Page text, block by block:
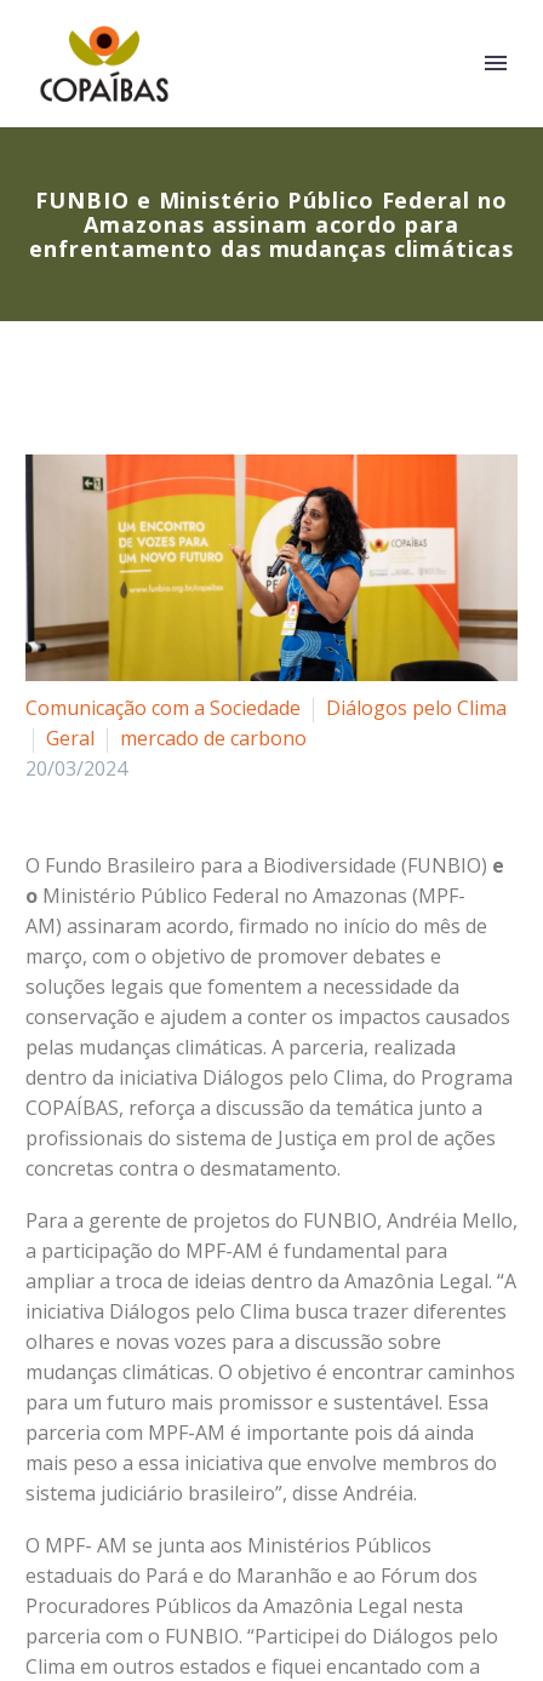
FUNBIO e Ministério Público Federal no
Amazonas assinam acordo para
enfrentamento das mudanças climáticas
Comunicação com a Sociedade
Diálogos pelo Clima
Geral
mercado de carbono
20/03/2024
O Fundo Brasileiro para a Biodiversidade (FUNBIO) e
o Ministério Público Federal no Amazonas (MPF-
AM) assinaram acordo, firmado no início do mês de
março, com o objetivo de promover debates e
soluções legais que fomentem a necessidade da
conservação e ajudem a conter os impactos causados
pelas mudanças climáticas. A parceria, realizada
dentro da iniciativa Diálogos pelo Clima, do Programa
COPAÍBAS, reforça a discussão da temática junto a
profissionais do sistema de Justiça em prol de ações
concretas contra o desmatamento.
Para a gerente de projetos do FUNBIO, Andréia Mello,
a participação do MPF-AM é fundamental para
ampliar a troca de ideias dentro da Amazônia Legal. “A
iniciativa Diálogos pelo Clima busca trazer diferentes
olhares e novas vozes para a discussão sobre
mudanças climáticas. O objetivo é encontrar caminhos
para um futuro mais promissor e sustentável. Essa
parceria com MPF-AM é importante pois dá ainda
mais peso a essa iniciativa que envolve membros do
sistema judiciário brasileiro”, disse Andréia.
O MPF- AM se junta aos Ministérios Públicos
estaduais do Pará e do Maranhão e ao Fórum dos
Procuradores Públicos da Amazônia Legal nesta
parceria com o FUNBIO. “Participei do Diálogos pelo
Clima em outros estados e fiquei encantado com a